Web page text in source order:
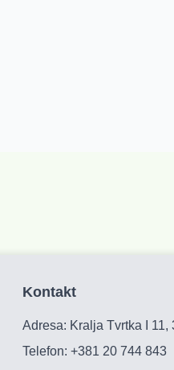
Kontakt
Adresa: Kralja Tvrtka I
Telefon: +381 20 744 843